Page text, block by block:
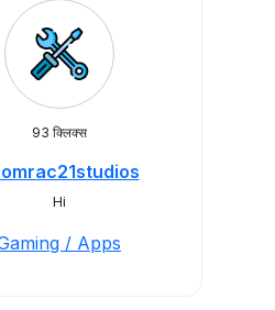
93 क्लिक्स
Hi
/ Apps